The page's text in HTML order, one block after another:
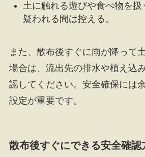
土に触れる遊びや食べ物を
疑われる間は控える。
また、散布後すぐに雨が降って
場合は、流出先の排水や植え込
認してください。安全確保には
設定が重要です。
散布後すぐにできる安全確認